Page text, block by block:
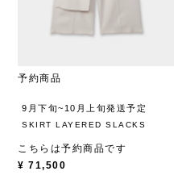
予約商品
9月下旬~10月上旬発送予定
SKIRT LAYERED SLACKS
こちらは予約商品です
¥ 71,500